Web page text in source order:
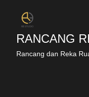
RANCANG
Rancang dan Reka